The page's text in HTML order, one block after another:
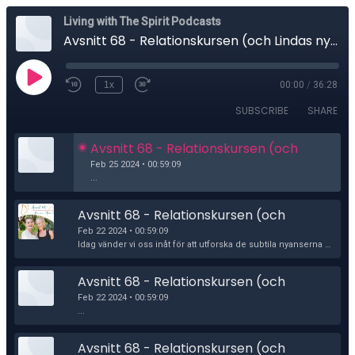
Living with The Spirit Podcasts
Avsnitt 68 - Relationskursen (och Lindas nya kille)
1x 00:00 / 36:28
SUBSCRIBE SHARE
Avsnitt 68 - Relationskursen (och
Lindas nya kille)
Feb 25 2024 • 00:59:09
...
Avsnitt 68 - Relationskursen (och
Lindas nya kille)
Feb 22 2024 • 00:59:09
Idag vänder vi oss inåt för att utforska de subtila nyanserna av feminin och maskulin energi i våra relationer. Linda (och hennes nya kille) som för n...
Avsnitt 68 - Relationskursen (och
Lindas nya kille)
Feb 22 2024 • 00:59:09
...
Avsnitt 68 - Relationskursen (och